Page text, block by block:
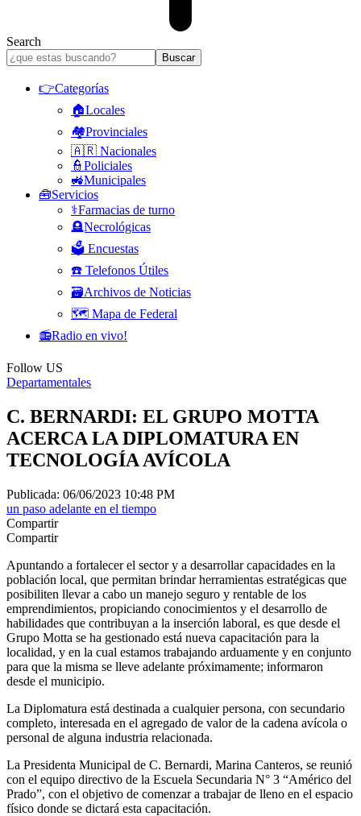
Search
👉Categorías
🏠Locales
🏘️Provinciales
🇦🇷 Nacionales
👮Policiales
🚜Municipales
🧰Servicios
⚕️Farmacias de turno
🪦Necrológicas
🗳️ Encuestas
☎️ Telefonos Útiles
🗃️Archivos de Noticias
🗺️ Mapa de Federal
📻Radio en vivo!
Follow US
Departamentales
C. BERNARDI: EL GRUPO MOTTA
ACERCA LA DIPLOMATURA EN
TECNOLOGÍA AVÍCOLA
Publicada: 06/06/2023 10:48 PM
un paso adelante en el tiempo
Compartir
Compartir
Apuntando a fortalecer el sector y a desarrollar capacidades en la
población local, que permitan brindar herramientas estratégicas que
posibiliten llevar a cabo un manejo seguro y rentable de los
emprendimientos, propiciando conocimientos y el desarrollo de
habilidades que contribuyan a la inserción laboral, es que desde el
Grupo Motta se ha gestionado está nueva capacitación para la
localidad, y en la cual estamos trabajando arduamente y en conjunto
para que la misma se lleve adelante próximamente; informaron
desde el municipio.
La Diplomatura está destinada a cualquier persona, con secundario
completo, interesada en el agregado de valor de la cadena avícola o
personal de alguna industria relacionada.
La Presidenta Municipal de C. Bernardi, Marina Canteros, se reunió
con el equipo directivo de la Escuela Secundaria N° 3 “Américo del
Prado”, con el objetivo de comenzar a trabajar de lleno en el espacio
físico donde se dictará esta capacitación.